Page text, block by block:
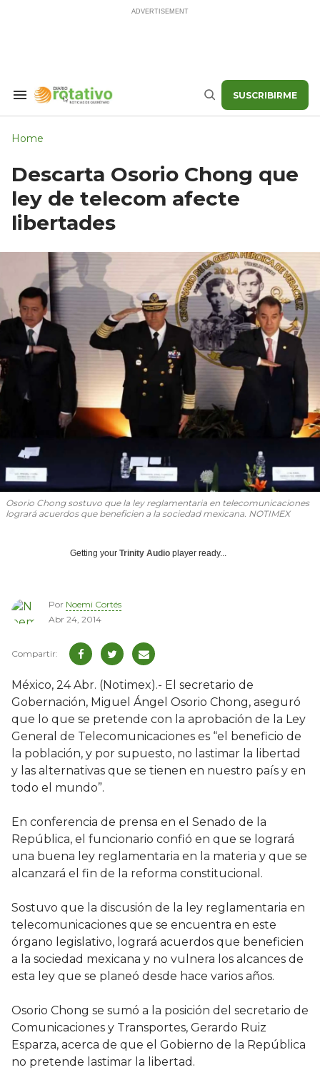
Search
Buscar SUSCRIBIRME
Home
Descarta Osorio Chong que
ley de telecom afecte
libertades
Osorio Chong sostuvo que la ley reglamentaria en telecomunicaciones
logrará acuerdos que beneficien a la sociedad mexicana. NOTIMEX
Getting your Trinity Audio player ready...
Por Noemi Cortés
Abr 24, 2014
México, 24 Abr. (Notimex).- El secretario de
Gobernación, Miguel Ángel Osorio Chong, aseguró
que lo que se pretende con la aprobación de la Ley
General de Telecomunicaciones es “el beneficio de
la población, y por supuesto, no lastimar la libertad
y las alternativas que se tienen en nuestro país y en
todo el mundo”.
En conferencia de prensa en el Senado de la
República, el funcionario confió en que se logrará
una buena ley reglamentaria en la materia y que se
alcanzará el fin de la reforma constitucional.
Sostuvo que la discusión de la ley reglamentaria en
telecomunicaciones que se encuentra en este
órgano legislativo, logrará acuerdos que beneficien
a la sociedad mexicana y no vulnera los alcances de
esta ley que se planeó desde hace varios años.
Osorio Chong se sumó a la posición del secretario de
Comunicaciones y Transportes, Gerardo Ruiz
Esparza, acerca de que el Gobierno de la República
no pretende lastimar la libertad.